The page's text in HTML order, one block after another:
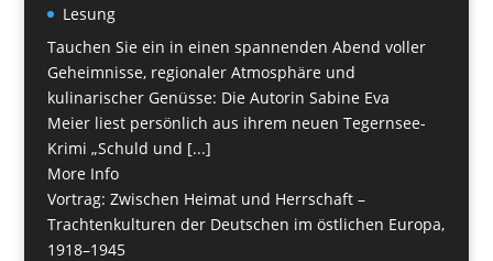
Lesung
Tauchen Sie ein in einen spannenden Abend voller
Geheimnisse, regionaler Atmosphäre und
kulinarischer Genüsse: Die Autorin Sabine Eva
Meier liest persönlich aus ihrem neuen Tegernsee-
Krimi „Schuld und [...]
More Info
Vortrag: Zwischen Heimat und Herrschaft –
Trachtenkulturen der Deutschen im östlichen Europa,
1918–1945